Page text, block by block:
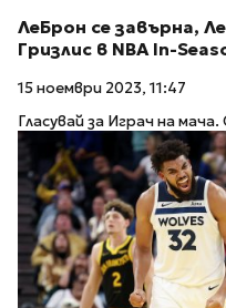
ЛеБрон се завърна,
Гризлис в NBA In-
15 ноември 2023, 11:47
Гласувай за Играч на